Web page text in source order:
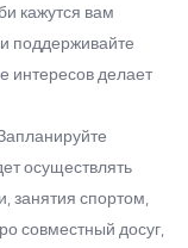
кажутся вам
поддерживайте
интересов делает
осуществлять
занятия спортом,
совместный досуг,